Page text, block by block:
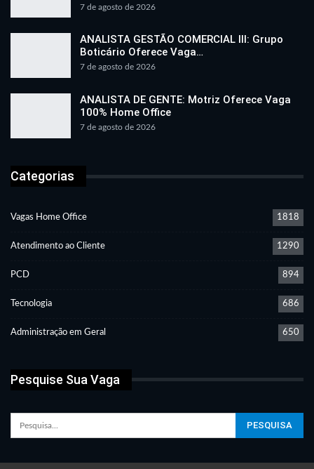
7 de agosto de 2026
ANALISTA GESTÃO COMERCIAL III: Grupo
Boticário Oferece Vaga…
7 de agosto de 2026
ANALISTA DE GENTE: Motriz Oferece Vaga
100% Home Office
7 de agosto de 2026
Categorias
Vagas Home Office 1818
Atendimento ao Cliente 1290
PCD 894
Tecnologia 686
Administração em Geral 650
Pesquise Sua Vaga